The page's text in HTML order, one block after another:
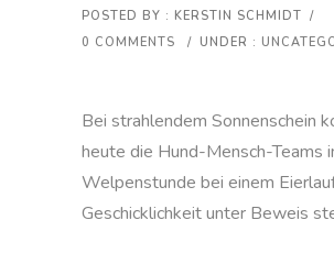
POSTED BY : KERSTIN SCHMIDT /
0 COMMENTS
/ UNDER :
Bei strahlendem Sonnenschein
heute die Hund-Mensch-Teams
Welpenstunde bei einem
Geschicklichkeit unter Beweis